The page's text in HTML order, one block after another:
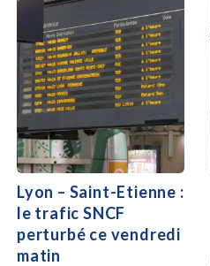
Lyon – Saint-Etienne :
le trafic SNCF
perturbé ce vendredi
matin